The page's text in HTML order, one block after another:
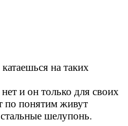
на таких
и он только для своих
по понятим живут
шелупонь.